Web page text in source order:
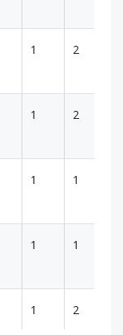
1 2
1 2
1 1
1 1
1 2